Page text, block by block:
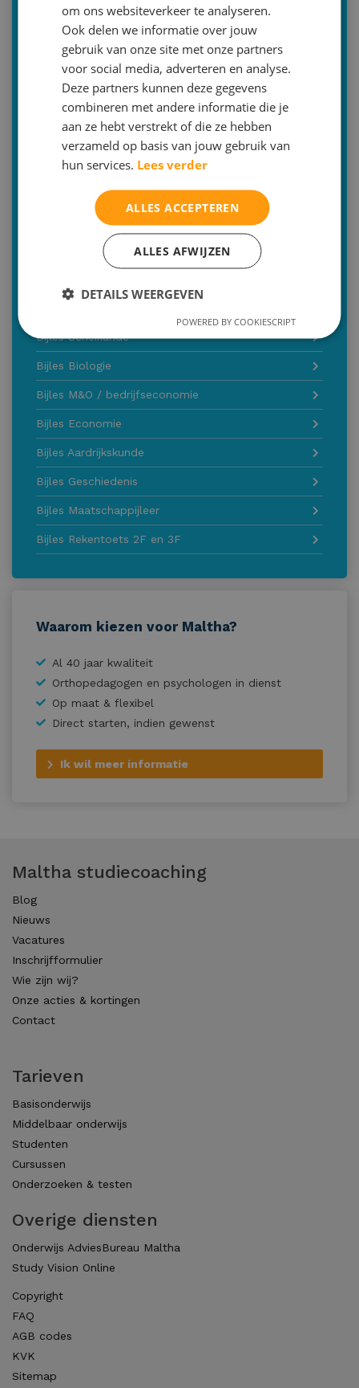
030-2293579 (optie 2)
info@malthastudiecoaching.nl
Inschrijven
Of bent u op zoek naar een andere bijles
Bijles Nederlands
Bijles Engels
Bijles Scheikunde
Bijles Biologie
Bijles M&O / bedrijfseconomie
Bijles Economie
Bijles Aardrijkskunde
Bijles Geschiedenis
Bijles Maatschappijleer
Bijles Rekentoets 2F en 3F
Waarom kiezen voor Maltha?
Al 40 jaar kwaliteit
Orthopedagogen en psychologen in dienst
Op maat & flexibel
Direct starten, indien gewenst
Ik wil meer informatie
Maltha studiecoaching
Blog
Nieuws
Vacatures
Inschrijfformulier
Wie zijn wij?
Onze acties & kortingen
Contact
Tarieven
Basisonderwijs
Middelbaar onderwijs
Studenten
Cursussen
Onderzoeken & testen
Overige diensten
Onderwijs AdviesBureau Maltha
Study Vision Online
Copyright
FAQ
AGB codes
KVK
Sitemap
om ons websiteverkeer te analyseren.
Ook delen we informatie over jouw
gebruik van onze site met onze partners
voor social media, adverteren en analyse.
Deze partners kunnen deze gegevens
combineren met andere informatie die je
aan ze hebt verstrekt of die ze hebben
verzameld op basis van jouw gebruik van
hun services. Lees verder
ALLES ACCEPTEREN
ALLES AFWIJZEN
DETAILS WEERGEVEN
POWERED BY COOKIESCRIPT